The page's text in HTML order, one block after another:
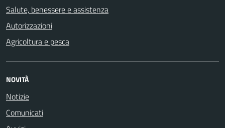
Salute, benessere e assistenza
Autorizzazioni
Agricoltura e pesca
NOVITÀ
Notizie
Comunicati